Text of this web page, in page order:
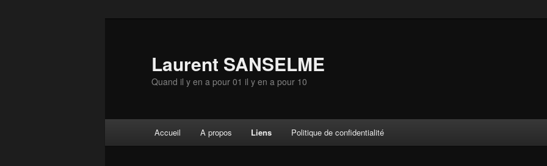
Laurent SANSELME
Quand il y en a pour 01 il y en a pour 10
Accueil A propos Liens Politique de confidentialité